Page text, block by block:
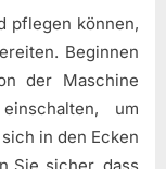
pflegen können,
Beginnen
der Maschine
um
in den Ecken